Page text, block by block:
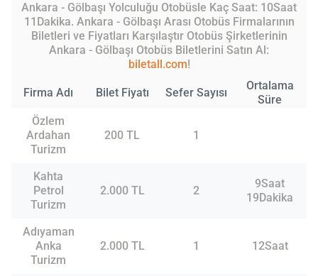
Ankara - Gölbaşı Yolculuğu Otobüsle Kaç Saat: 10Saat
11Dakika. Ankara - Gölbaşı Arası Otobüs Firmalarının
Biletleri ve Fiyatları Karşılaştır Otobüs Şirketlerinin
Ankara - Gölbaşı Otobüs Biletlerini Satın Al:
biletall.com!
Firma Adı Bilet Fiyatı Sefer Sayısı
Ortalama
Süre
Özlem
Ardahan
Turizm
200 TL 1
Kahta
Petrol
Turizm
2.000 TL 2
9Saat
19Dakika
Adıyaman
Anka
Turizm
2.000 TL 1 12Saat